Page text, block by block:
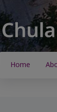
Home